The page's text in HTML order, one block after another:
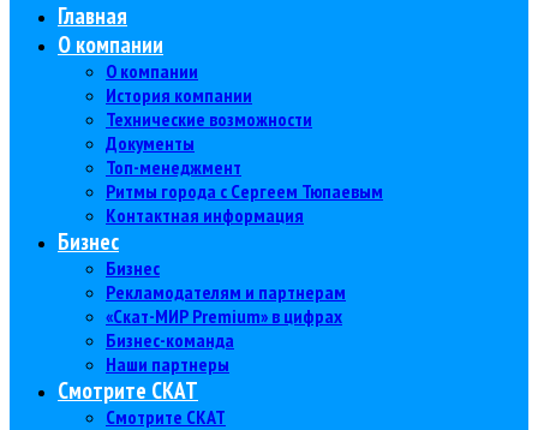
Главная
О компании
О компании
История компании
Технические возможности
Документы
Топ-менеджмент
Ритмы города с Сергеем Тюпаевым
Контактная информация
Бизнес
Бизнес
Рекламодателям и партнерам
«Скат-МИР Premium» в цифрах
Бизнес-команда
Наши партнеры
Смотрите СКАТ
Смотрите СКАТ